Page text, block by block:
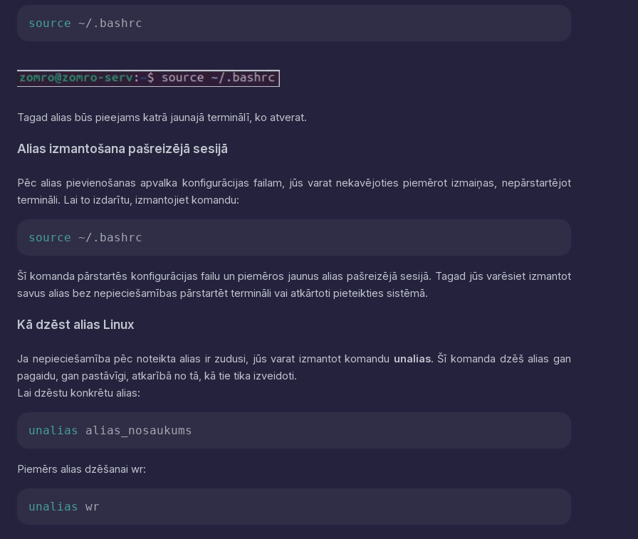
source ~/.bashrc
Tagad alias būs pieejams katrā jaunajā terminālī, ko atverat.
Alias izmantošana pašreizējā sesijā
Pēc alias pievienošanas apvalka konfigurācijas failam, jūs varat nekavējoties piemērot izmaiņas, nepārstartējot
termināli. Lai to izdarītu, izmantojiet komandu:
source ~/.bashrc
Šī komanda pārstartēs konfigurācijas failu un piemēros jaunus alias pašreizējā sesijā. Tagad jūs varēsiet izmantot
savus alias bez nepieciešamības pārstartēt termināli vai atkārtoti pieteikties sistēmā.
Kā dzēst alias Linux
Ja nepieciešamība pēc noteikta alias ir zudusi, jūs varat izmantot komandu unalias. Šī komanda dzēš alias gan
pagaidu, gan pastāvīgi, atkarībā no tā, kā tie tika izveidoti.
Lai dzēstu konkrētu alias:
unalias alias_nosaukums
Piemērs alias dzēšanai wr:
unalias wr